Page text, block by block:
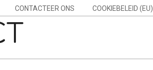
CONTACTEER ONS COOKIEBELEID (EU)